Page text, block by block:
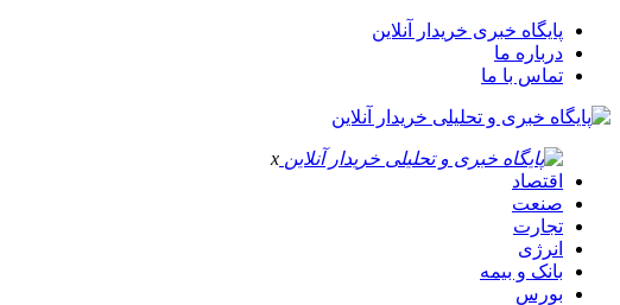
پایگاه خبری خریدار آنلاین
درباره ما
تماس با ما
x
اقتصاد
صنعت
تجارت
انرژی
بانک و بیمه
بورس